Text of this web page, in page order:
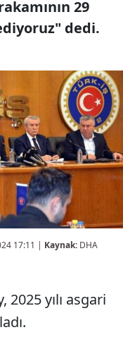
29
dedi.
17:11 | Kaynak: DHA
2025 yılı asgari